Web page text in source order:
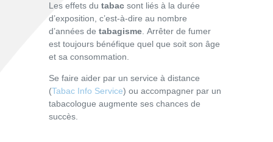
Les effets du tabac sont liés à la durée
d’exposition, c’est-à-dire au nombre
d’années de tabagisme Arrêter de fumer
est toujours bénéfique quel que soit son âge
et sa consommation.
Se faire aider par un service à distance
(Tabac Info Service) ou accompagner par un
tabacologue augmente ses chances de
succès.